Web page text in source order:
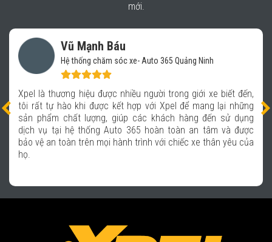
mới.
Vũ Mạnh Báu
Hệ thống chăm sóc xe- Auto 365 Quảng Ninh
Xpel là thương hiệu được nhiều người trong giới xe biết đến,
tôi rất tự hào khi được kết hợp với Xpel để mang lại những
sản phẩm chất lượng, giúp các khách hàng đến sử dụng
dịch vụ tại hệ thống Auto 365 hoàn toàn an tâm và được
bảo vệ an toàn trên mọi hành trình với chiếc xe thân yêu của
họ.